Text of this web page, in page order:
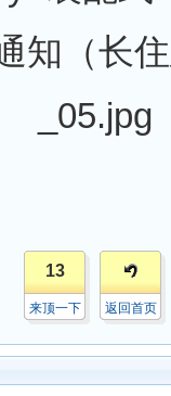
13
来顶一下 返回首页